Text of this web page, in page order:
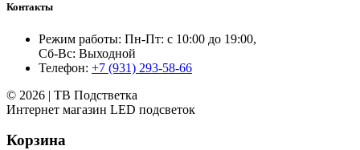
Контакты
Режим работы: Пн-Пт: с 10:00 до 19:00,
Сб-Вс: Выходной
Телефон: +7 (931) 293-58-66
© 2026 | ТВ Подстветка
Интернет магазин LED подсветок
Корзина